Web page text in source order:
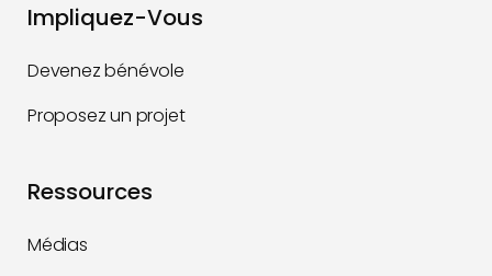
Impliquez-Vous
Devenez bénévole
Proposez un projet
Ressources
Médias